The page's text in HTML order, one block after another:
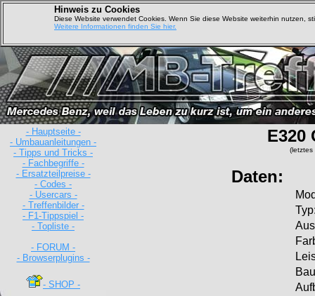
Hinweis zu Cookies
Diese Website verwendet Cookies. Wenn Sie diese Website weiterhin nutzen,
Weitere Informationen finden Sie hier.
- Hauptseite -
- Umbauanleitungen -
- Tipps und Tricks -
- Fachbegriffe -
- Ersatzteilpreise -
- Codes -
- Usercars -
- Treffenbilder -
- F1-Tippspiel -
- Topliste -
- FORUM -
- Browserplugins -
- SHOP -
E320
(letztes
Daten: